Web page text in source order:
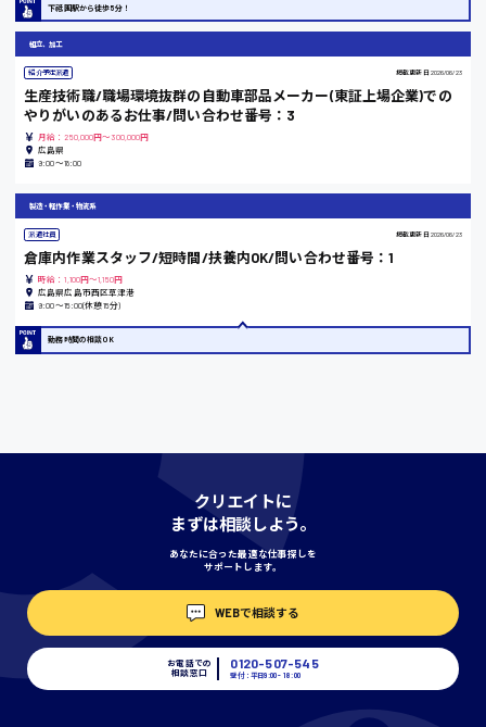
東京都
島根県
香川県
愛知県
時給1200円〜
時給1100円〜
時給1400円〜
下祗園駅から徒歩5分！
組立、加工
紹介予定派遣 掲載更新日 2026/06/23
生産技術職/職場環境抜群の自動車部品メーカー(東証上場企業)での
やりがいのあるお仕事/問い合わせ番号：3
月給：250,000円～300,000円
広島県
9:00～18:00
製造・軽作業・物流系
派遣社員 掲載更新日 2026/06/23
倉庫内作業スタッフ/短時間/扶養内OK/問い合わせ番号：1
時給：1,100円～1,150円
広島県広島市西区草津港
9:00〜15:00(休憩15分)
勤務時間の相談OK
クリエイトに
まずは相談しよう。
あなたに合った最適な仕事探しを
サポートします。
WEBで相談する
お電話での
相談窓口
0120-507-545
受付：平日9:00 - 18:00